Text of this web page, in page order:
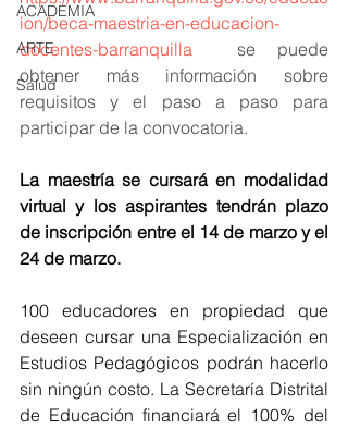
ACADEMIA
ARTE
Salud
ion/beca-maestria-en-educacion-
docentes-barranquilla
  se puede
obtener más información sobre
requisitos y el paso a paso para
participar de la convocatoria.
La maestría se cursará en modalidad
virtual y los aspirantes tendrán plazo
de inscripción entre el 14 de marzo y el
24 de marzo.
100 educadores en propiedad que
deseen cursar una Especialización en
Estudios Pedagógicos podrán hacerlo
sin ningún costo. La Secretaría Distrital
de Educación financiará el 100% del